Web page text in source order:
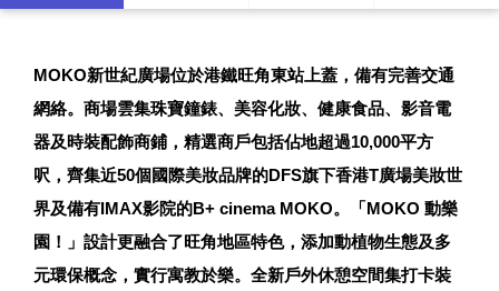
MOKO新世紀廣場位於港鐵旺角東站上蓋，備有完善交通
網絡。商場雲集珠寶鐘錶、美容化妝、健康食品、影音電
器及時裝配飾商鋪，精選商戶包括佔地超過10,000平方
呎，齊集近50個國際美妝品牌的DFS旗下香港T廣場美妝世
界及備有IMAX影院的B+ cinema MOKO。「MOKO 動樂
園！」設計更融合了旺角地區特色，添加動植物生態及多
元環保概念，實行寓教於樂。全新戶外休憩空間集打卡裝